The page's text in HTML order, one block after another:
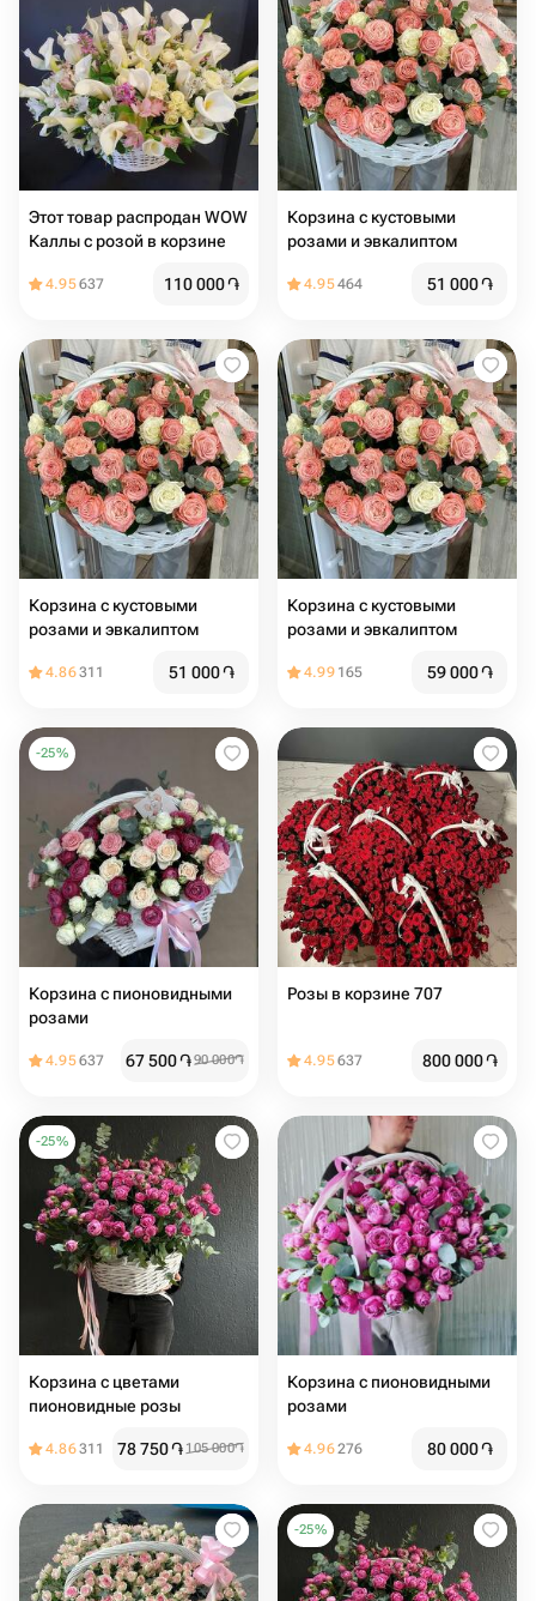
Этот товар распродан WOW
Каллы с розой в корзине
4.95637 110 000֏
Корзина с кустовыми
розами и эвкалиптом
4.95464 51 000֏
Корзина с кустовыми
розами и эвкалиптом
4.86311 51 000֏
Корзина с кустовыми
розами и эвкалиптом
4.99 165 59 000֏
-25%
Корзина с пионовидными
розами
4.95637 67 500֏90 000֏
Розы в корзине 707
4.95637 800 000֏
-25%
Корзина с цветами
пионовидные розы
4.86311 78 750֏ 105 000֏
Корзина с пионовидными
розами
4.96276 80 000֏
-25%